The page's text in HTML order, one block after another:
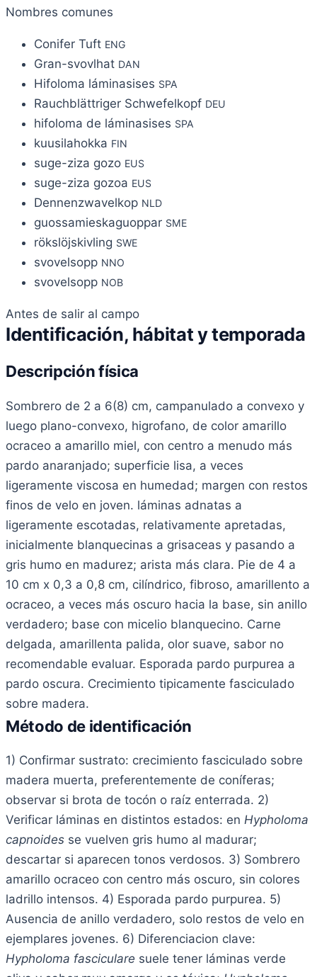
Nombres comunes
Conifer Tuft ENG
Gran-svovlhat DAN
Hifoloma láminasises SPA
Rauchblättriger Schwefelkopf DEU
hifoloma de láminasises SPA
kuusilahokka FIN
suge-ziza gozo EUS
suge-ziza gozoa EUS
Dennenzwavelkop NLD
guossamieskaguoppar SME
rökslöjskivling SWE
svovelsopp NNO
svovelsopp NOB
Antes de salir al campo
Identificación, hábitat y temporada
Descripción física
Sombrero de 2 a 6(8) cm, campanulado a convexo y
luego plano-convexo, higrofano, de color amarillo
ocraceo a amarillo miel, con centro a menudo más
pardo anaranjado; superficie lisa, a veces
ligeramente viscosa en humedad; margen con restos
finos de velo en joven. láminas adnatas a
ligeramente escotadas, relativamente apretadas,
inicialmente blanquecinas a grisaceas y pasando a
gris humo en madurez; arista más clara. Pie de 4 a
10 cm x 0,3 a 0,8 cm, cilíndrico, fibroso, amarillento a
ocraceo, a veces más oscuro hacia la base, sin anillo
verdadero; base con micelio blanquecino. Carne
delgada, amarillenta palida, olor suave, sabor no
recomendable evaluar. Esporada pardo purpurea a
pardo oscura. Crecimiento tipicamente fasciculado
sobre madera.
Método de identificación
1) Confirmar sustrato: crecimiento fasciculado sobre
madera muerta, preferentemente de coníferas;
observar si brota de tocón o raíz enterrada. 2)
Verificar láminas en distintos estados: en Hypholoma
capnoides se vuelven gris humo al madurar;
descartar si aparecen tonos verdosos. 3) Sombrero
amarillo ocraceo con centro más oscuro, sin colores
ladrillo intensos. 4) Esporada pardo purpurea. 5)
Ausencia de anillo verdadero, solo restos de velo en
ejemplares jovenes. 6) Diferenciacion clave:
Hypholoma fasciculare suele tener láminas verde